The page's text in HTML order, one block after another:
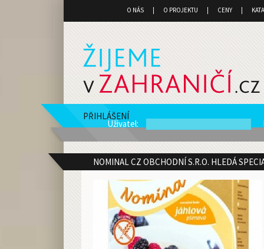
O NÁS O PROJEKTU CENY
PŘIHLÁŠENÍ
Uživatel:
NOMINAL CZ OBCHODNÍ S.R.O. HLEDÁ